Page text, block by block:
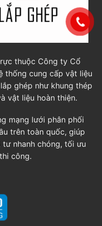
thuộc Công ty Cổ
thống cung cấp vật liệu
ghép như khung thép
vật liệu hoàn thiện.
mạng lưới phân phối
trên toàn quốc, giúp
nhanh chóng, tối ưu
công.